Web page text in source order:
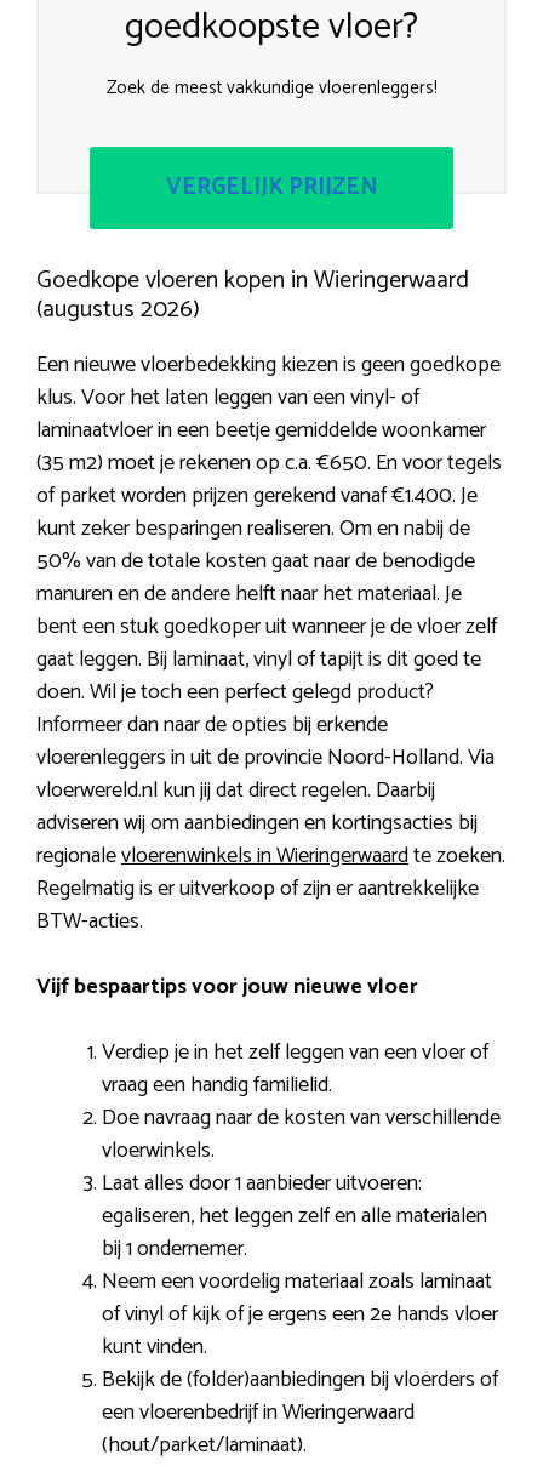
goedkoopste vloer?
Zoek de meest vakkundige vloerenleggers!
VERGELIJK PRIJZEN
Goedkope vloeren kopen in Wieringerwaard
(augustus 2026)
Een nieuwe vloerbedekking kiezen is geen goedkope
klus. Voor het laten leggen van een vinyl- of
laminaatvloer in een beetje gemiddelde woonkamer
(35 m2) moet je rekenen op c.a. €650. En voor tegels
of parket worden prijzen gerekend vanaf €1.400. Je
kunt zeker besparingen realiseren. Om en nabij de
50% van de totale kosten gaat naar de benodigde
manuren en de andere helft naar het materiaal. Je
bent een stuk goedkoper uit wanneer je de vloer zelf
gaat leggen. Bij laminaat, vinyl of tapijt is dit goed te
doen. Wil je toch een perfect gelegd product?
Informeer dan naar de opties bij erkende
vloerenleggers in uit de provincie Noord-Holland. Via
vloerwereld.nl kun jij dat direct regelen. Daarbij
adviseren wij om aanbiedingen en kortingsacties bij
regionalevloerenwinkels in Wieringerwaardte zoeken.
Regelmatig is er uitverkoop of zijn er aantrekkelijke
BTW-acties.
Vijf bespaartips voor jouw nieuwe vloer
Verdiep je in het zelf leggen van een vloer of
vraag een handig familielid.
Doe navraag naar de kosten van verschillende
vloerwinkels.
Laat alles door 1 aanbieder uitvoeren:
egaliseren, het leggen zelf en alle materialen
bij 1 ondernemer.
Neem een voordelig materiaal zoals laminaat
of vinyl of kijk of je ergens een 2e hands vloer
kunt vinden.
Bekijk de (folder)aanbiedingen bij vloerders of
een vloerenbedrijf in Wieringerwaard
(hout/parket/laminaat).